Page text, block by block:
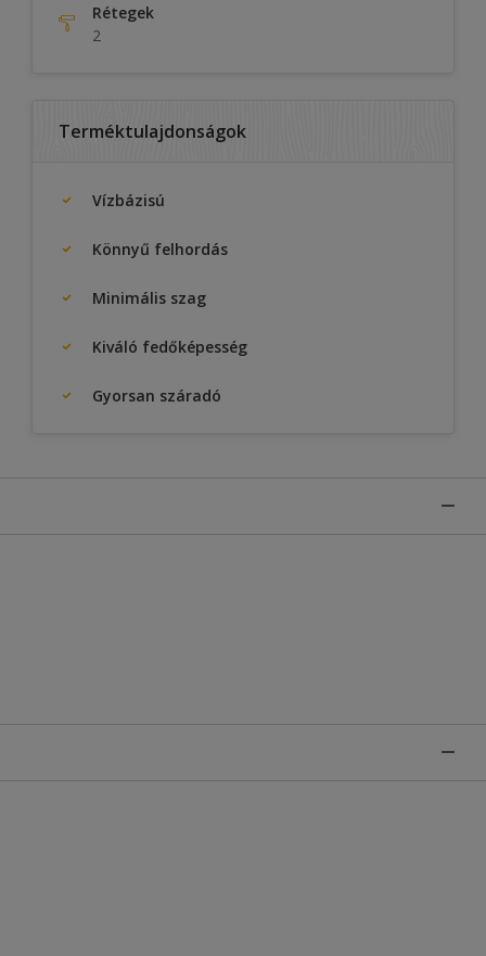
Rétegek
2
Terméktulajdonságok
Vízbázisú
Könnyű felhordás
Minimális szag
Kiváló fedőképesség
Gyorsan száradó